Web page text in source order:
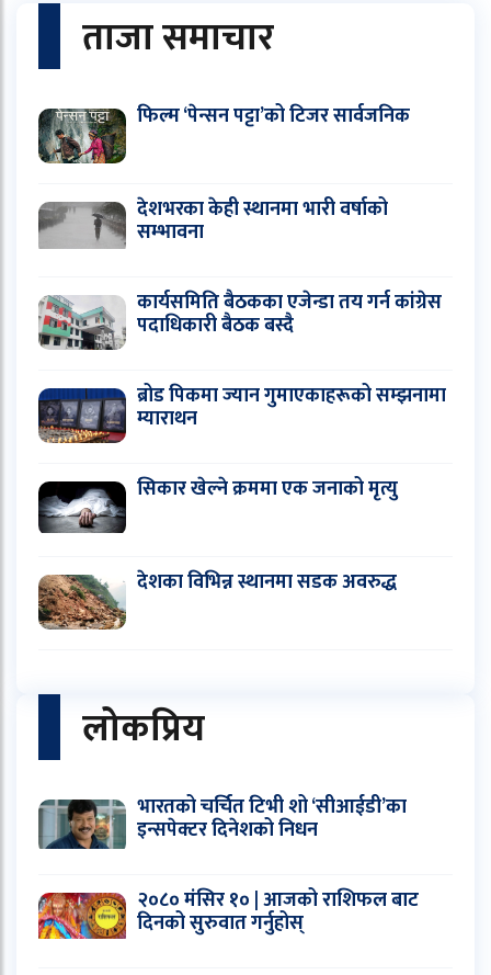
ताजा समाचार
फिल्म ‘पेन्सन पट्टा’को टिजर सार्वजनिक
देशभरका केही स्थानमा भारी वर्षाको
सम्भावना
कार्यसमिति बैठकका एजेन्डा तय गर्न कांग्रेस
पदाधिकारी बैठक बस्दै
ब्रोड पिकमा ज्यान गुमाएकाहरूको सम्झनामा
म्याराथन
सिकार खेल्ने क्रममा एक जनाको मृत्यु
देशका विभिन्न स्थानमा सडक अवरुद्ध
लोकप्रिय
भारतको चर्चित टिभी शो ‘सीआईडी’का
इन्सपेक्टर दिनेशको निधन
२०८० मंसिर १० | आजको राशिफल बाट
दिनको सुरुवात गर्नुहोस्